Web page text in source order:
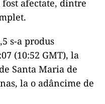
fost afectate, dintre
s-a produs
(10:52 GMT), la
Santa Maria de
la o adâncime de